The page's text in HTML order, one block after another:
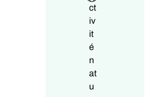
ct
iv
it
é
n
at
u